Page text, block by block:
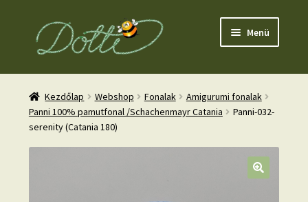
Ugrás
Kilépés
Menü
Kezdőlap Webshop Fonalak
Amigurumi fonalak
Panni 100% pamutfonal /Schachenmayr Catania
Panni-032-
serenity (Catania 180)